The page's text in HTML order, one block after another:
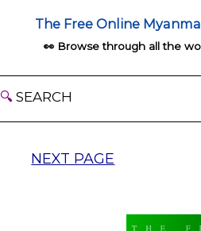
The Free Online
👀 Browse through all the
🔍 SEARCH
NEXT PAGE